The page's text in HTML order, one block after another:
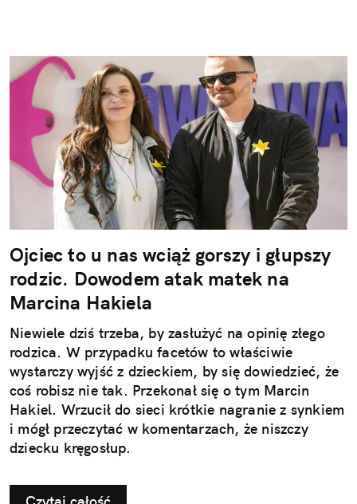
Ojciec to u nas wciąż gorszy i głupszy
rodzic. Dowodem atak matek na
Marcina Hakiela
Niewiele dziś trzeba, by zasłużyć na opinię złego
rodzica. W przypadku facetów to właściwie
wystarczy wyjść z dzieckiem, by się dowiedzieć, że
coś robisz nie tak. Przekonał się o tym Marcin
Hakiel. Wrzucił do sieci krótkie nagranie z synkiem
i mógł przeczytać w komentarzach, że niszczy
dziecku kręgosłup.